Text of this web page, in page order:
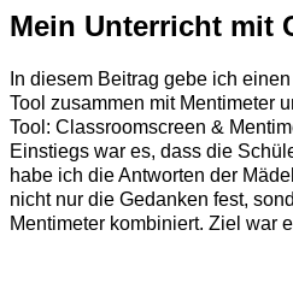
Mein Unterricht mit
In diesem Beitrag gebe ich
Tool zusammen mit Mentimeter
Tool: Classroomscreen &
Einstiegs war es, dass die
habe ich die Antworten der
nicht nur die Gedanken fest,
Mentimeter kombiniert. Ziel war